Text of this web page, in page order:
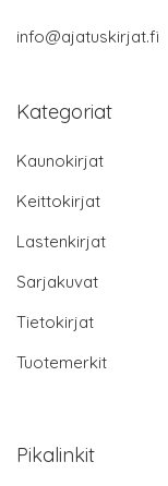
info@ajatuskirjat.fi
Kategoriat
Kaunokirjat
Keittokirjat
Lastenkirjat
Sarjakuvat
Tietokirjat
Tuotemerkit
Pikalinkit